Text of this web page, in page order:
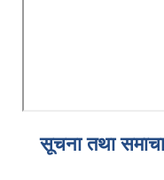
सूचना तथा